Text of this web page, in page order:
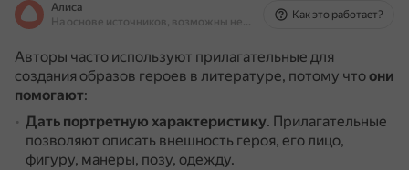
Алиса
На основе источников, возможны неточности
Как это работает?
Авторы часто используют прилагательные для
создания образов героев в литературе, потому чтоони
помогают:
Дать портретную характеристику. Прилагательные
позволяют описать внешность героя, его лицо,
фигуру, манеры, позу, одежду.